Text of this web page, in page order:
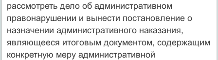
рассмотреть дело об административном
правонарушении и вынести постановление о
назначении административного наказания,
являющееся итоговым документом, содержащим
конкретную меру административной